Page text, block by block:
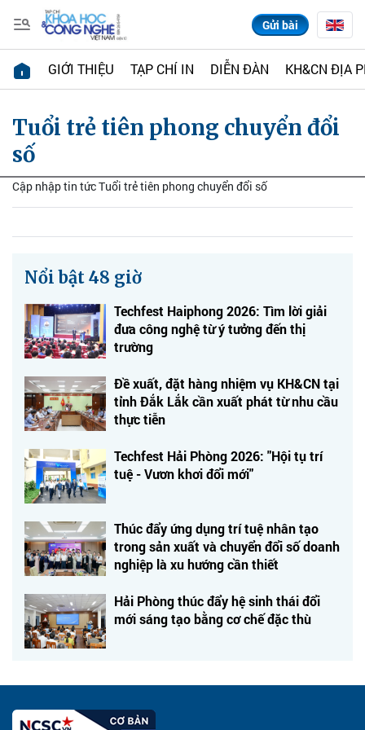
Gửi bài
GIỚI THIỆU TẠP CHÍ IN DIỄN ĐÀN KH&CN ĐỊA
Tuổi trẻ tiên phong chuyển đổi
số
Cập nhập tin tức Tuổi trẻ tiên phong chuyển đổi số
Nổi bật 48 giờ
Techfest Haiphong 2026: Tìm lời giải
đưa công nghệ từ ý tưởng đến thị
trường
Đề xuất, đặt hàng nhiệm vụ KH&CN tại
tỉnh Đắk Lắk cần xuất phát từ nhu cầu
thực tiễn
Techfest Hải Phòng 2026: "Hội tụ trí
tuệ - Vươn khơi đổi mới"
Thúc đẩy ứng dụng trí tuệ nhân tạo
trong sản xuất và chuyển đổi số doanh
nghiệp là xu hướng cần thiết
Hải Phòng thúc đẩy hệ sinh thái đổi
mới sáng tạo bằng cơ chế đặc thù